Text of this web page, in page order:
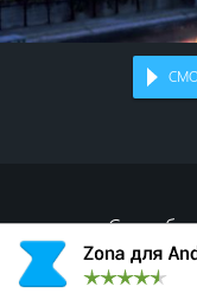
Спасибо,